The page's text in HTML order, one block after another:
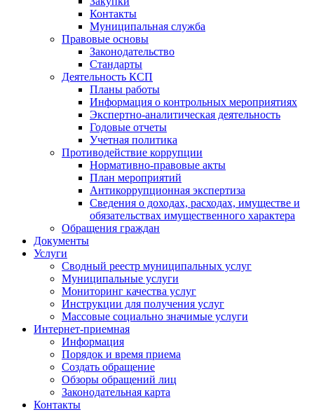
Контакты
Муниципальная служба
Правовые основы
Законодательство
Стандарты
Деятельность КСП
Планы работы
Информация о контрольных мероприятиях
Экспертно-аналитическая деятельность
Годовые отчеты
Учетная политика
Противодействие коррупции
Нормативно-правовые акты
План мероприятий
Антикоррупционная экспертиза
Сведения о доходах, расходах, имуществе и
обязательствах имущественного характера
Обращения граждан
Документы
Услуги
Сводный реестр муниципальных услуг
Муниципальные услуги
Мониторинг качества услуг
Инструкции для получения услуг
Массовые социально значимые услуги
Интернет-приемная
Информация
Порядок и время приема
Создать обращение
Обзоры обращений лиц
Законодательная карта
Контакты